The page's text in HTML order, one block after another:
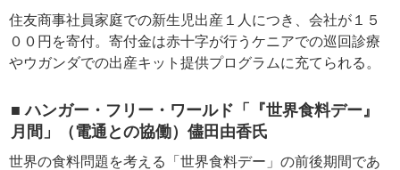
住友商事社員家庭での新生児出産１人につき、会社が１５
００円を寄付。寄付金は赤十字が行うケニアでの巡回診療
やウガンダでの出産キット提供プログラムに充てられる。
■ ハンガー・フリー・ワールド「『世界食料デー』
月間」（電通との協働）儘田由香氏
世界の食料問題を考える「世界食料デー」の前後期間であ